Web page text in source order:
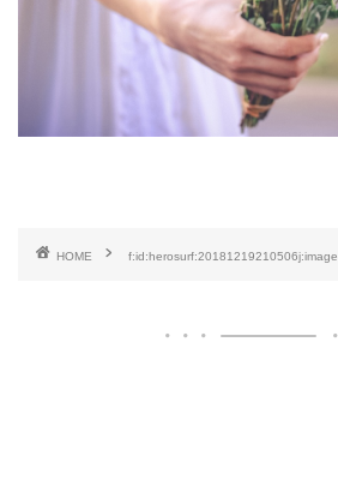
HOME f:id:herosurf:20181219210506j:image